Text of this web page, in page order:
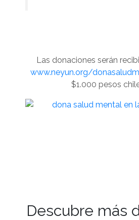
Las donaciones serán
www.neyun.org/
$1.000 pesos
Descubre más